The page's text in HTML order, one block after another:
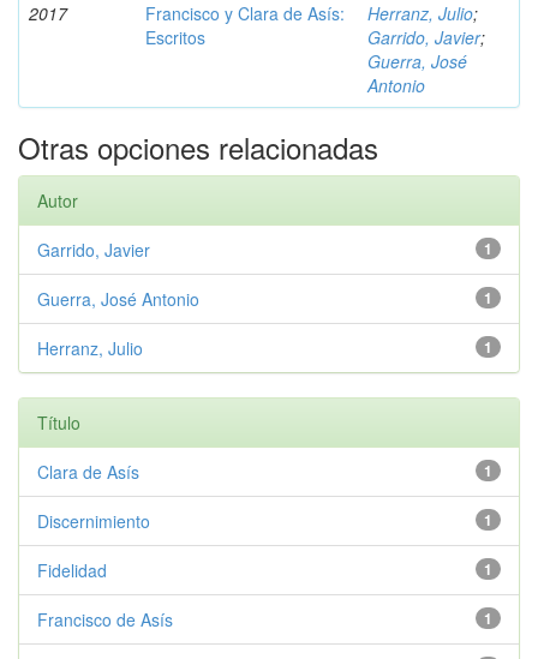
2017
Francisco y Clara de Asís:
Escritos
Herranz, Julio;
Garrido, Javier;
Guerra, José
Antonio
Otras opciones relacionadas
Autor
1
Garrido, Javier
1
Guerra, José Antonio
1
Herranz, Julio
Título
1
Clara de Asís
1
Discernimiento
1
Fidelidad
1
Francisco de Asís